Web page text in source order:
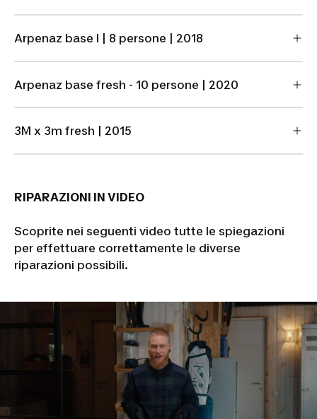
Arpenaz base l | 8 persone | 2018
Arpenaz base fresh - 10 persone | 2020
3M x 3m fresh | 2015
RIPARAZIONI IN VIDEO
Scoprite nei seguenti video tutte le spiegazioni
per effettuare correttamente le diverse
riparazioni possibili.